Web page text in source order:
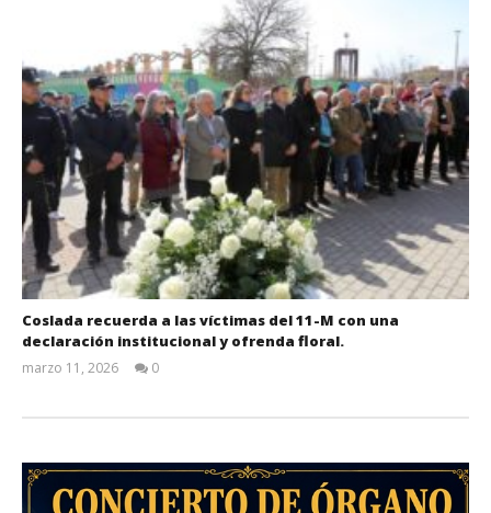
Coslada recuerda a las víctimas del 11-M con una
declaración institucional y ofrenda floral.
marzo 11, 2026
0